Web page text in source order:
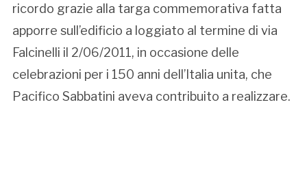
ricordo grazie alla targa commemorativa fatta
apporre sull’edificio a loggiato al termine di via
Falcinelli il 2/06/2011, in occasione delle
celebrazioni per i 150 anni dell’Italia unita, che
Pacifico Sabbatini aveva contribuito a realizzare.